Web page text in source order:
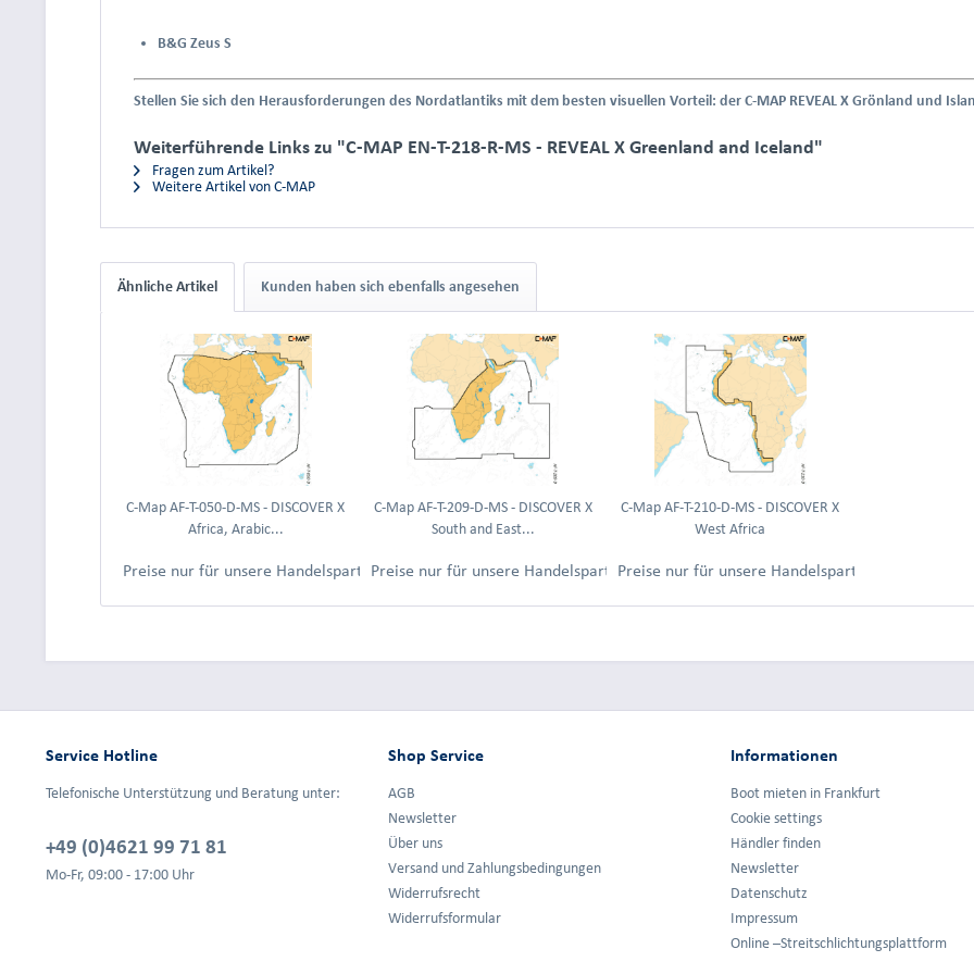
B&G Zeus S
Stellen Sie sich den Herausforderungen des Nordatlantiks mit dem besten visuellen Vorteil: der C-MAP REVEAL X Grönland und
Weiterführende Links zu "C-MAP EN-T-218-R-MS - REVEAL X Greenland and Iceland"
Fragen zum Artikel?
Weitere Artikel von C-MAP
Ähnliche Artikel Kunden haben sich ebenfalls angesehen
C-Map AF-T-050-D-MS - DISCOVER X
Africa, Arabic...
Preise nur für unsere Handelspartner nach Anmeldung.
C-Map AF-T-209-D-MS - DISCOVER X
South and East...
Preise nur für unsere Handelspartner nach Anmeldung.
C-Map AF-T-210-D-MS - DISCOVER X
West Africa
Preise nur für unsere Handelspartner nach
Service Hotline
Telefonische Unterstützung und Beratung unter:
+49 (0)4621 99 71 81
Mo-Fr, 09:00 - 17:00 Uhr
Shop Service
AGB
Newsletter
Über uns
Versand und Zahlungsbedingungen
Widerrufsrecht
Widerrufsformular
Informationen
Boot mieten in Frankfurt
Cookie settings
Händler finden
Newsletter
Datenschutz
Impressum
Online –Streitschlichtungsplattform